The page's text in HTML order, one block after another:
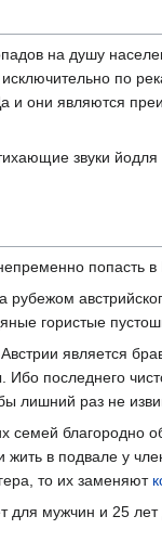
на душу
по
и они являются
звуки
попасть
рубежом
гористые
является
последнего
лишний раз не
семей благородно
в подвале у
то их заменяют
для мужчин и 25 лет